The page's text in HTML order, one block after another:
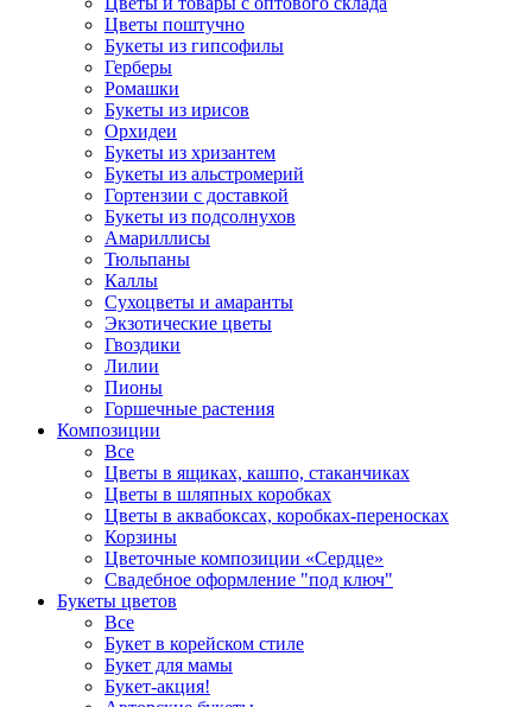
Цветы поштучно
Букеты из гипсофилы
Герберы
Ромашки
Букеты из ирисов
Орхидеи
Букеты из хризантем
Букеты из альстромерий
Гортензии с доставкой
Букеты из подсолнухов
Амариллисы
Тюльпаны
Каллы
Сухоцветы и амаранты
Экзотические цветы
Гвоздики
Лилии
Пионы
Горшечные растения
Композиции
Все
Цветы в ящиках, кашпо, стаканчиках
Цветы в шляпных коробках
Цветы в аквабоксах, коробках-переносках
Корзины
Цветочные композиции «Сердце»
Свадебное оформление "под ключ"
Букеты цветов
Все
Букет в корейском стиле
Букет для мамы
Букет-акция!